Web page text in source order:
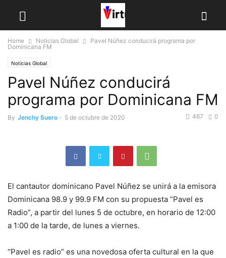
Home Noticias Global
Pavel Núñez conducirá programa por
Dominicana FM
Noticias Global
Pavel Núñez conducirá
programa por Dominicana FM
By Jenchy Suero - 5 de octubre de 2020 0
467
El cantautor dominicano Pavel Núñez se unirá a la emisora
Dominicana 98.9 y 99.9 FM con su propuesta “Pavel es
Radio”, a partir del lunes 5 de octubre, en horario de 12:00
a 1:00 de la tarde, de lunes a viernes.
“Pavel es radio” es una novedosa oferta cultural en la que